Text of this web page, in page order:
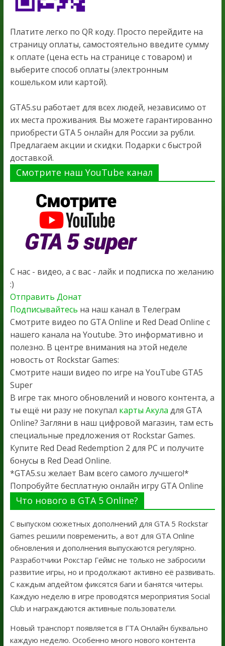
Платите легко по QR коду. Просто перейдите на
страницу оплаты, самостоятельно введите сумму
к оплате (цена есть на странице с товаром) и
выберите способ оплаты (электронным
кошельком или картой).
GTA5.su работает для всех людей, независимо от
их места проживания. Вы можете гарантированно
приобрести GTA 5 онлайн для России за рубли.
Предлагаем акции и скидки. Подарки с быстрой
доставкой.
Смотрите наш YouTube канал
С нас - видео, а с вас - лайк и подписка по желанию
:)
Отправить Донат
Подписывайтесь на наш канал в Телеграм
Смотрите видео по GTA Online и Red Dead Online с
нашего канала на Youtube. Это информативно и
полезно. В центре внимания на этой неделе
новость от Rockstar Games:
Смотрите наши видео по игре на YouTube GTA5
Super
В игре так много обновлений и нового контента, а
ты ещё ни разу не покупал карты Акула для GTA
Online? Загляни в наш цифровой магазин, там есть
специальные предложения от Rockstar Games.
Купите Red Dead Redemption 2 для PC и получите
бонусы в Red Dead Online.
*GTA5.su желает Вам всего самого лучшего!*
Попробуйте бесплатную онлайн игру GTA Online
Что нового в GTA 5 Online?
С выпуском сюжетных дополнений для GTA 5 Rockstar
Games решили повременить, а вот для GTA Online
обновления и дополнения выпускаются регулярно.
Разработчики Рокстар Геймс не только не забросили
развитие игры, но и продолжают активно её развивать.
С каждым апдейтом фиксятся баги и банятся читеры.
Каждую неделю в игре проводятся мероприятия Social
Club и награждаются активные пользователи.
Новый транспорт появляется в ГТА Онлайн буквально
каждую неделю. Особенно много нового контента